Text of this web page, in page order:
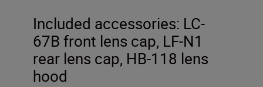
Included accessories: LC-
67B front lens cap, LF-N1
rear lens cap, HB-118 lens
hood